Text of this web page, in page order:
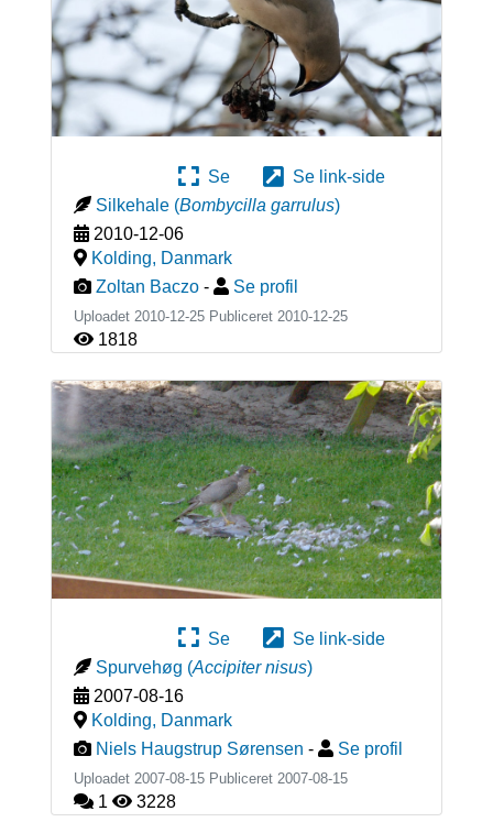
Se
Se link-side
Silkehale (Bombycilla garrulus)
2010-12-06
Kolding, Danmark
Zoltan Baczo - Se profil
Uploadet 2010-12-25 Publiceret 2010-12-25
1818
Se
Se link-side
Spurvehøg (Accipiter nisus)
2007-08-16
Kolding, Danmark
Niels Haugstrup Sørensen - Se profil
Uploadet 2007-08-15 Publiceret 2007-08-15
1 3228